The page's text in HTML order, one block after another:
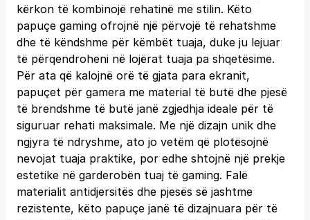
kërkon të kombinojë rehatinë me stilin. Këto
papuçe gaming ofrojnë një përvojë të rehatshme
dhe të këndshme për këmbët tuaja, duke ju lejuar
të përqendroheni në lojërat tuaja pa shqetësime.
Për ata që kalojnë orë të gjata para ekranit,
papuçet për gamera me material të butë dhe pjesë
të brendshme të butë janë zgjedhja ideale për të
siguruar rehati maksimale. Me një dizajn unik dhe
ngjyra të ndryshme, ato jo vetëm që plotësojnë
nevojat tuaja praktike, por edhe shtojnë një prekje
estetike në garderobën tuaj të gaming. Falë
materialit antidjersitës dhe pjesës së jashtme
rezistente, këto papuçe janë të dizajnuara për të